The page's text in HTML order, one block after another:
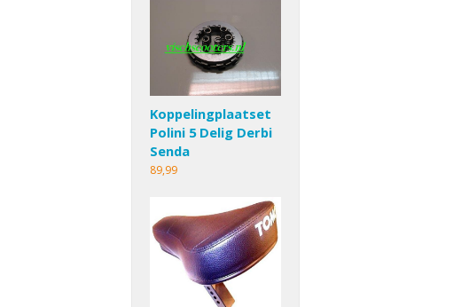
Koppelingplaatset
Polini 5 Delig Derbi
Senda
89,99